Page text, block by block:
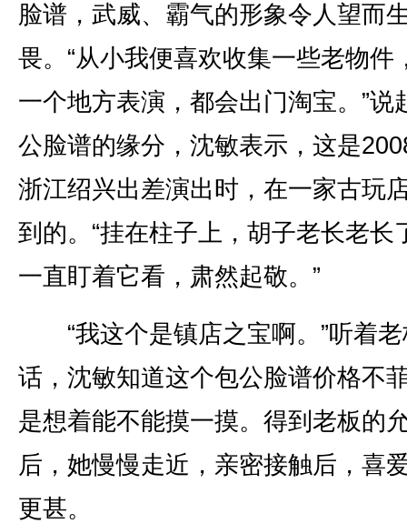
脸谱，武威、霸气的形象令人望而
畏。“从小我便喜欢收集一些老物件
一个地方表演，都会出门淘宝。”说
公脸谱的缘分，沈敏表示，这是
浙江绍兴出差演出时，在一家古玩
到的。“挂在柱子上，胡子老长老长
一直盯着它看，肃然起敬。”
“我这个是镇店之宝啊。”听着老
话，沈敏知道这个包公脸谱价格不
是想着能不能摸一摸。得到老板的
后，她慢慢走近，亲密接触后，喜
更甚。